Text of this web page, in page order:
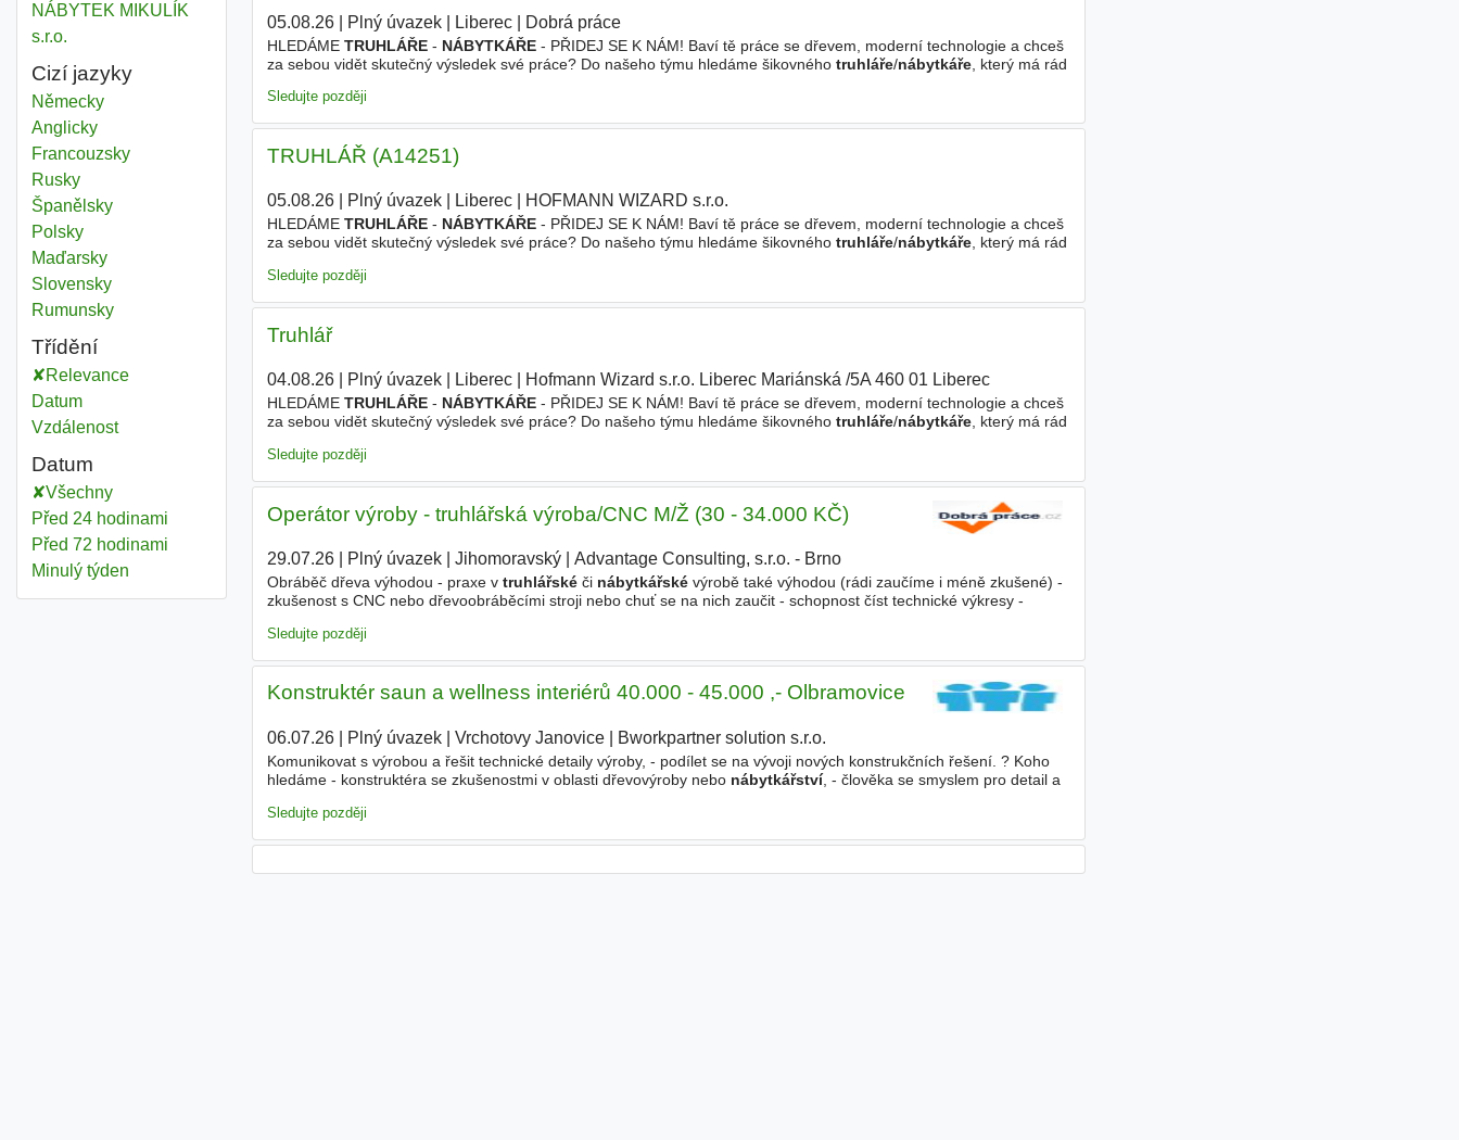
NÁBYTEK MIKULÍK
s.r.o.
Cizí jazyky
Německy
Anglicky
Francouzsky
Rusky
Španělsky
Polsky
Maďarsky
Slovensky
Rumunsky
Třídění
Relevance
Datum
Vzdálenost
Datum
Všechny
Před 24 hodinami
Před 72 hodinami
Minulý týden
05.08.26| Plný úvazek| Liberec| Dobrá práce
HLEDÁME TRUHLÁŘE- NÁBYTKÁŘE- PŘIDEJ SE K NÁM! Baví tě práce se dřevem, moderní technologie a chceš
za sebou vidět skutečný výsledek své práce? Do našeho týmu hledáme šikovného truhláře/nábytkáře, který má rád
Sledujte později
TRUHLÁŘ (A14251)
05.08.26| Plný úvazek| Liberec| HOFMANN WIZARD s.r.o.
HLEDÁME TRUHLÁŘE- NÁBYTKÁŘE- PŘIDEJ SE K NÁM! Baví tě práce se dřevem, moderní technologie a chceš
za sebou vidět skutečný výsledek své práce? Do našeho týmu hledáme šikovného truhláře/nábytkáře, který má rád
Sledujte později
Truhlář
04.08.26| Plný úvazek| Liberec| Hofmann Wizard s.r.o. Liberec Mariánská /5A 460 01 Liberec|
HLEDÁME TRUHLÁŘE- NÁBYTKÁŘE- PŘIDEJ SE K NÁM! Baví tě práce se dřevem, moderní technologie a chceš
za sebou vidět skutečný výsledek své práce? Do našeho týmu hledáme šikovného truhláře/nábytkáře, který má rád
Sledujte později
Operátor výroby - truhlářská výroba/CNC M/Ž (30 - 34.000 KČ)
29.07.26| Plný úvazek| Jihomoravský| Advantage Consulting, s.r.o. - Brno
Obráběč dřeva výhodou - praxe v truhlářskéči nábytkářskévýrobě také výhodou (rádi zaučíme i méně zkušené) -
zkušenost s CNC nebo dřevoobráběcími stroji nebo chuť se na nich zaučit - schopnost číst technické výkresy -
Sledujte později
Konstruktér saun a wellness interiérů 40.000 - 45.000 ,- Olbramovice
06.07.26| Plný úvazek| Vrchotovy Janovice| Bworkpartner solution s.r.o.
Komunikovat s výrobou a řešit technické detaily výroby, - podílet se na vývoji nových konstrukčních řešení. ? Koho
hledáme - konstruktéra se zkušenostmi v oblasti dřevovýroby nebo nábytkářství, - člověka se smyslem pro detail a
Sledujte později